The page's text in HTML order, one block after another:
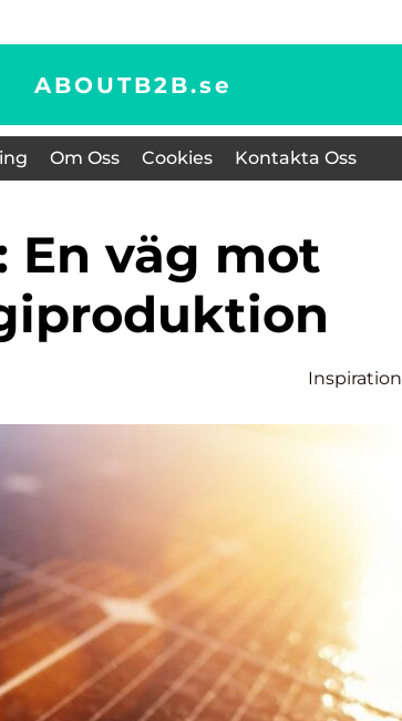
ABOUTB2B.se
Om Oss Cookies Kontakta Oss
Inspiration